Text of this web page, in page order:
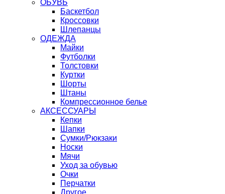
ОБУВЬ
Баскетбол
Кроссовки
Шлепанцы
ОДЕЖДА
Майки
Футболки
Толстовки
Куртки
Шорты
Штаны
Компрессионное белье
АКСЕССУАРЫ
Кепки
Шапки
Сумки/Рюкзаки
Носки
Мячи
Уход за обувью
Очки
Перчатки
Другое